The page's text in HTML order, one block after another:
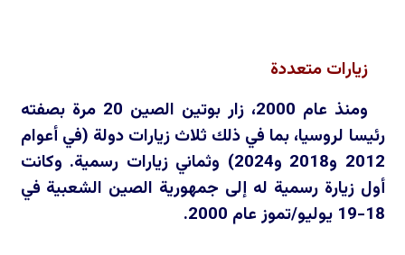
زيارات متعددة
ومنذ عام 2000، زار بوتين الصين 20 مرة بصفته
رئيسا لروسيا، بما في ذلك ثلاث زيارات دولة (في أعوام
2012 و2018 و2024) وثماني زيارات رسمية. وكانت
أول زيارة رسمية له إلى جمهورية الصين الشعبية في
18-19 يوليو/تموز عام 2000.